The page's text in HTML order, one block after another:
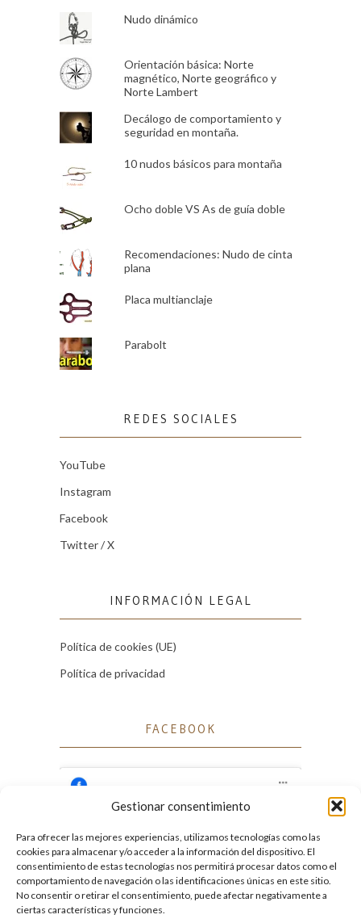
Gestionar consentimiento
Para ofrecer las mejores experiencias, utilizamos tecnologías como las
cookies para almacenar y/o acceder a la información del dispositivo. El
consentimiento de estas tecnologías nos permitirá procesar datos como el
comportamiento de navegación o las identificaciones únicas en este sitio.
No consentir o retirar el consentimiento, puede afectar negativamente a
ciertas características y funciones.
Nudo dinámico
Orientación básica: Norte
magnético, Norte geográfico y
Norte Lambert
Decálogo de comportamiento y
seguridad en montaña.
10 nudos básicos para montaña
Ocho doble VS As de guía doble
Recomendaciones: Nudo de cinta
plana
Placa multianclaje
Parabolt
REDES SOCIALES
YouTube
Instagram
Facebook
Twitter / X
INFORMACIÓN LEGAL
Política de cookies (UE)
Política de privacidad
FACEBOOK
Facebook
Haz clic para aceptar cookies de marketing
y permitir este contenido